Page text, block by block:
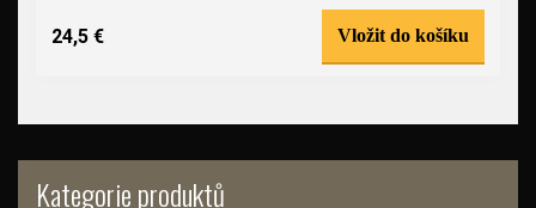
Kategorie produktů
24,5 € Vložit do košíku